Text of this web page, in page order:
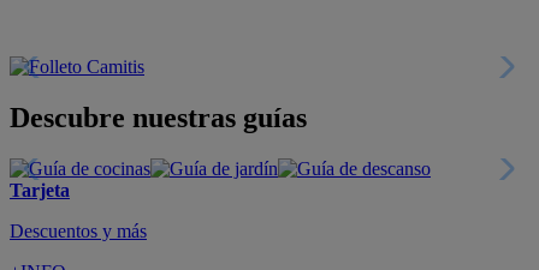
Descubre nuestras guías
Tarjeta
Descuentos y más